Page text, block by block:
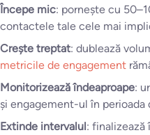
Începe mic: pornește cu
contactele tale cele mai
Crește treptat: dublează
metricile de engagement
Monitorizează îndeaproape:
și engagement-ul în perioada
Extinde intervalul: finalizează